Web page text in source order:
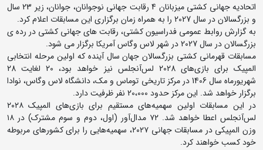
اتحادیه جهانی کشتی میزبانان 4 رقابت جهانی نوجوانان، جوانان، زیر 23 سال
و بزرگسالان در سال 2027 را به همراه زمان برگزاری این مسابقات اعلام کرد.
به گزارش روابط عمومی فدراسیون کشتی، رقابت های جهانی کشتی در رده ی
بزرگسالان در سال 2027 در شهر لاس وگاس آمریکا برگزار می شود.
مسابقات قهرمانی کشتی بزرگسالان جهان سال آینده که اولین مرحله انتخابی
المپیک برای بازی‌های 2028 لس‌آنجلس نیز خواهد بود، 20 لغایت 28
شهریورماه سال 1406 در مرکز تاریخی توماس و مک، دانشگاه لاس وگاس، نوادا
برگزار خواهد شد. این مرکز حدود 20،000 نفر ظرفیت دارد.
در این مسابقات اولین سهمیه‌های مستقیم برای بازی‌های المپیک ۲۰۲۸
لس‌آنجلس اعطا خواهد شد. ۷۲ مدال‌آور (اول، دوم و سوم مشترک) در ۱۸
وزن المپیکی در مسابقات جهانی ۲۰۲۷، سهمیه‌هایی را برای کشورهای مربوطه
خود کسب خواهند کرد.